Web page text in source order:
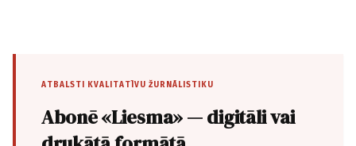
ATBALSTI KVALITATĪVU ŽURNĀLISTIKU
Abonē «Liesma» — digitāli vai